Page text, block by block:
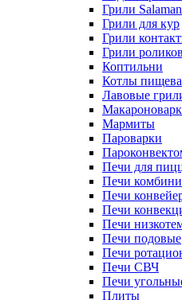
Грили
Грили для кур
Грили
Грили
Коптильни
Котлы
Лавовые
Мармиты
Пароварки
Печи для
Печи
Печи
Печи
Печи
Печи подовые
Печи
Печи СВЧ
Печи
Плиты